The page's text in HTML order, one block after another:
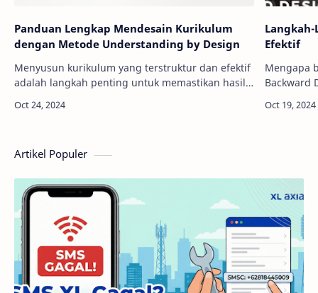
Panduan Lengkap Mendesain Kurikulum
dengan Metode Understanding by Design
Menyusun kurikulum yang terstruktur dan efektif
adalah langkah penting untuk memastikan hasil
yang tepat, proses belajar mengajar beris…
Efektif
Mengapa
Backward
dengan
Artikel Populer